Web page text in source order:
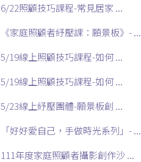
6/22照顧技巧課程-常見居家 ...
《家庭照顧者紓壓課：願景板》- ...
5/19線上照顧技巧課程-如何 ...
5/19線上照顧技巧課程-如何 ...
5/23線上紓壓團體-願景板創 ...
「好好愛自己，手做時光系列」- ...
111年度家庭照顧者攝影創作沙 ...